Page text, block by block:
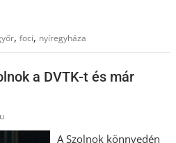
,foci, nyíregyháza
a DVTK-t és már
A Szolnok könnyedén